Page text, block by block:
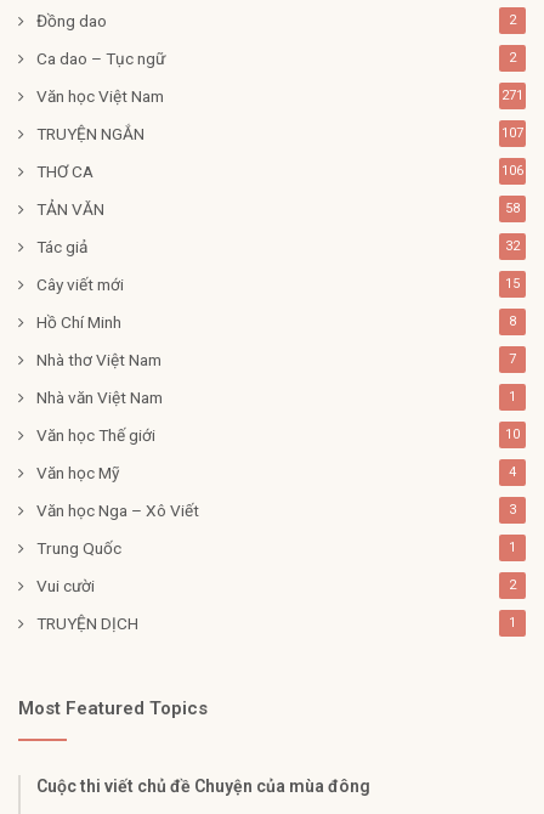
Đồng dao 2
Ca dao – Tục ngữ 2
Văn học Việt Nam 271
TRUYỆN NGẮN 107
THƠ CA 106
TẢN VĂN 58
Tác giả 32
Cây viết mới 15
Hồ Chí Minh 8
Nhà thơ Việt Nam 7
Nhà văn Việt Nam 1
Văn học Thế giới 10
Văn học Mỹ 4
Văn học Nga – Xô Viết 3
Trung Quốc 1
Vui cười 2
TRUYỆN DỊCH 1
Most Featured Topics
Cuộc thi viết chủ đề Chuyện của mùa đông